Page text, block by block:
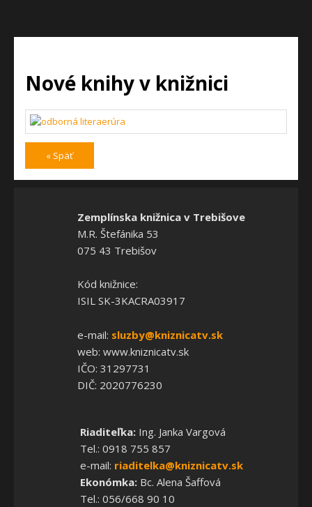
Nové knihy v knižnici
« Späť
Zemplínska knižnica v Trebišove
M.R. Štefánika 53
075 43 Trebišov
Kód knižnice:
ISIL SK-3KACRA03917
e-mail: sluzby@kniznicatv.sk
web: www.kniznicatv.sk
IČO: 31297731
DIČ: 2020776230
Riaditeľka:Ing. Janka Vargová
Tel.: 0918 755 857
e-mail: riaditelka@kniznicatv.sk
Ekonómka:Bc. Alena Šaffová
Tel.: 056/668 90 10